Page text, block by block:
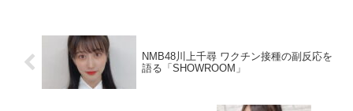
NMB48川上千尋 ワクチン接種の副反応を
語る「SHOWROOM」